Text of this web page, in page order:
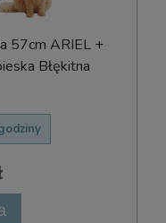
57cm ARIEL +
Błękitna